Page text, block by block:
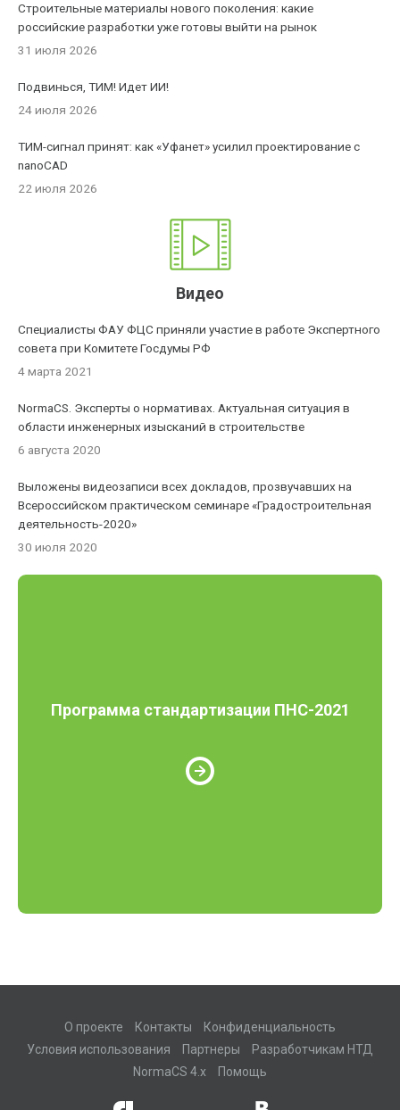
Строительные материалы нового поколения: какие
российские разработки уже готовы выйти на рынок
31 июля 2026
Подвинься, ТИМ! Идет ИИ!
24 июля 2026
ТИМ-сигнал принят: как «Уфанет» усилил проектирование с
nanoCAD
22 июля 2026
Видео
Специалисты ФАУ ФЦС приняли участие в работе Экспертного
совета при Комитете Госдумы РФ
4 марта 2021
NormaCS. Эксперты о нормативах. Актуальная ситуация в
области инженерных изысканий в строительстве
6 августа 2020
Выложены видеозаписи всех докладов, прозвучавших на
Всероссийском практическом семинаре «Градостроительная
деятельность-2020»
30 июля 2020
Программа стандартизации ПНС-2021
О проекте Контакты
Конфиденциальность
Условия использования
Партнеры
Разработчикам НТД
NormaCS 4.x
Помощь